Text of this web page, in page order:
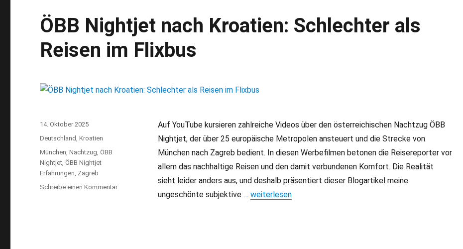
ÖBB Nightjet nach Kroatien: Schlechter als
Reisen im Flixbus
Auf YouTube kursieren zahlreiche Videos über den österreichischen Nachtzug ÖBB
Nightjet, der über 25 europäische Metropolen ansteuert und die Strecke von
München nach Zagreb bedient. In diesen Werbefilmen betonen die Reisereporter vor
allem das nachhaltige Reisen und den damit verbundenen Komfort. Die Realität
sieht leider anders aus, und deshalb präsentiert dieser Blogartikel meine
ungeschönte subjektive … „ÖBB Nightjet nach Kroatien: Schlechter als Reisen im Flixbus“
weiterlesen
Veröffentlicht
am
14. Oktober 2025
Kategorien
Deutschland ,Kroatien
Schlagwörter
München ,Nachtzug ,ÖBB
Nightjet ,ÖBB Nightjet
Erfahrungen Zagreb
Schreibe einen Kommentar